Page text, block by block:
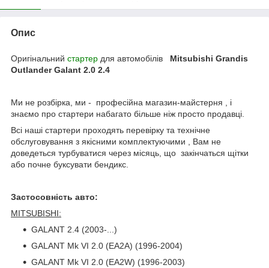
Опис
Оригінальний стартер для автомобілів
Mitsubishi Grandis
Outlander Galant 2.0 2.4
Ми не розбірка, ми - професійна магазин-майстерня , і
знаємо про стартери набагато більше ніж просто продавці.
Всі наші стартери проходять перевірку та технічне
обслуговування з якісними комплектуючими , Вам не
доведеться турбуватися через місяць, що закінчаться щітки
або почне буксувати бендикс.
Застосовність авто:
MITSUBISHI:
GALANT 2.4 (2003-...)
GALANT Mk VI 2.0 (EA2A) (1996-2004)
GALANT Mk VI 2.0 (EA2W) (1996-2003)